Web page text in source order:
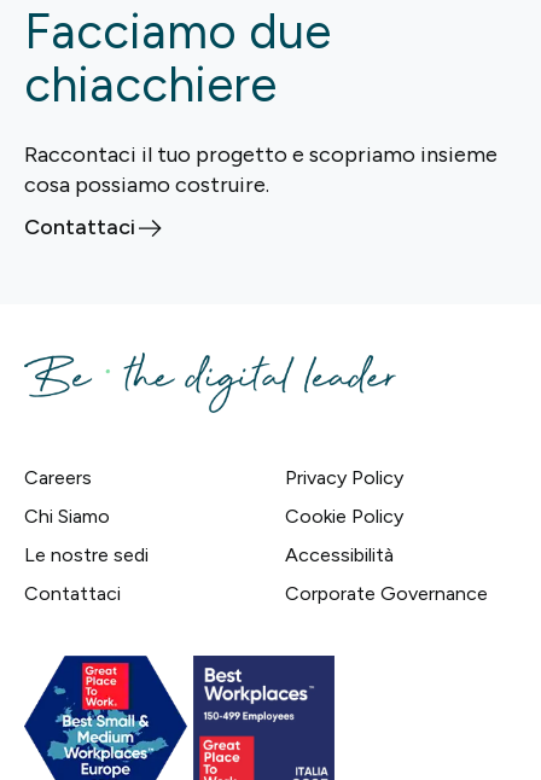
Facciamo due
chiacchiere
Raccontaci il tuo progetto e scopriamo insieme
cosa possiamo costruire.
Contattaci
Careers
Chi Siamo
Le nostre sedi
Contattaci
Privacy Policy
Cookie Policy
Accessibilità
Corporate Governance